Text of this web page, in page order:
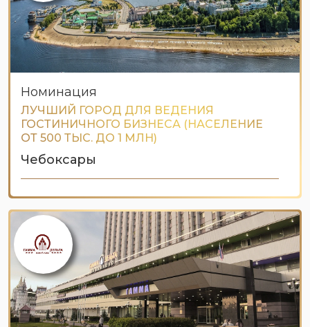
Номинация
ЛУЧШИЙ ГОРОД ДЛЯ ВЕДЕНИЯ
ГОСТИНИЧНОГО БИЗНЕСА (НАСЕЛЕНИЕ
ОТ 500 ТЫС. ДО 1 МЛН)
Чебоксары